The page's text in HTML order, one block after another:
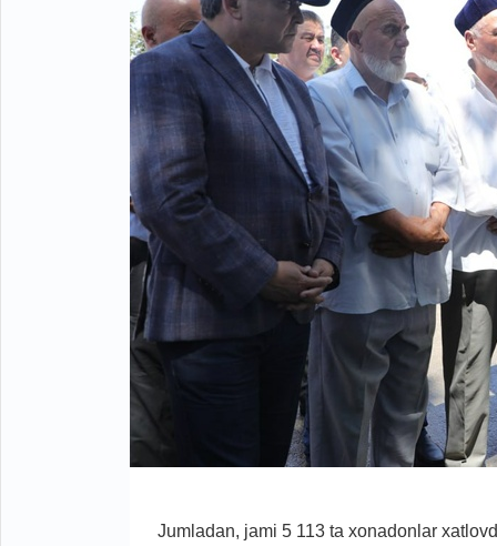
Jumladan, jami 5 113 ta xonadonlar